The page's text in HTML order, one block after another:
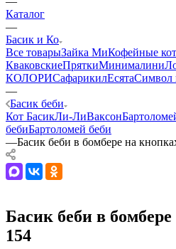
Каталог
—
Басик и Ко
Все товарыЗайка МиКофейные
КваковскиеПряткиМинималини
КОЛОРИСафарикилЕсятаСимвол
—
Басик беби
Кот БасикЛи-ЛиВаксон
бебиБартоломей беби
—Басик беби в бомбере на
Басик беби в
154